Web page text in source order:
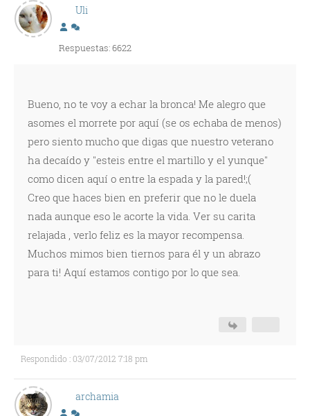
Uli
Respuestas: 6622
Bueno, no te voy a echar la bronca! Me alegro que
asomes el morrete por aquí (se os echaba de menos)
pero siento mucho que digas que nuestro veterano
ha decaído y "esteis entre el martillo y el yunque"
como dicen aquí o entre la espada y la pared!;(
Creo que haces bien en preferir que no le duela
nada aunque eso le acorte la vida. Ver su carita
relajada , verlo feliz es la mayor recompensa.
Muchos mimos bien tiernos para él y un abrazo
para ti! Aquí estamos contigo por lo que sea.
Respondido : 03/07/2012 7:18 pm
archamia